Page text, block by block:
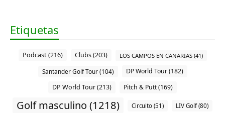
Etiquetas
Podcast (216) Clubs (203) LOS CAMPOS EN CANARIAS (41)
Santander Golf Tour (104)
DP World Tour (182)
DP World Tour (213)
Pitch & Putt (169)
Golf masculino (1218) Circuito (51) LIV Golf (80)